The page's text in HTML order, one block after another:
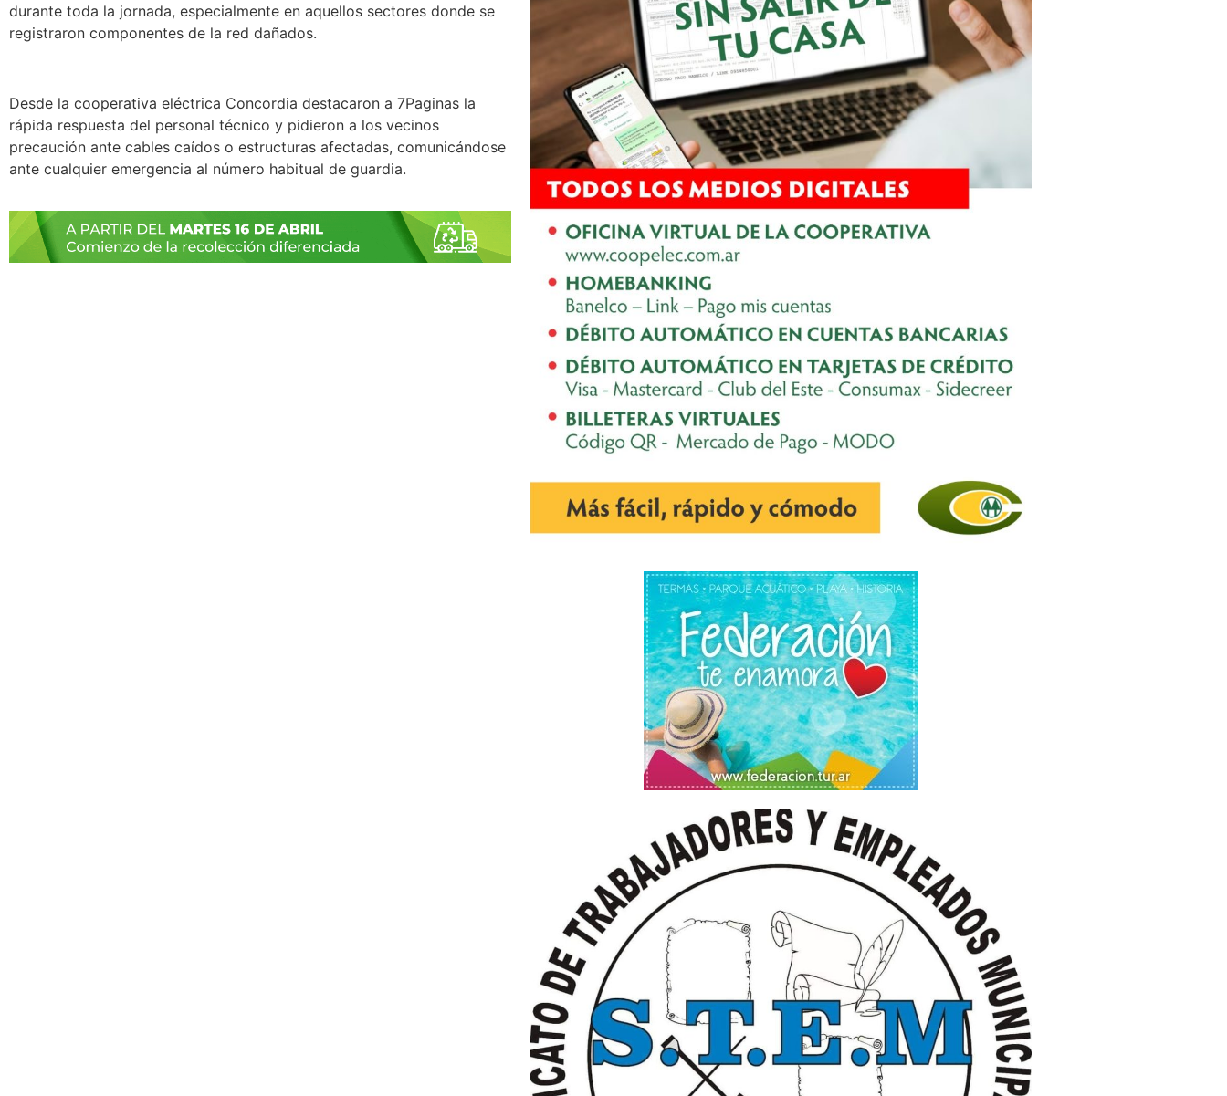
durante toda la jornada, especialmente en aquellos sectores donde se
registraron componentes de la red dañados.
Desde la cooperativa eléctrica Concordia destacaron a 7Paginas la
rápida respuesta del personal técnico y pidieron a los vecinos
precaución ante cables caídos o estructuras afectadas, comunicándose
ante cualquier emergencia al número habitual de guardia.